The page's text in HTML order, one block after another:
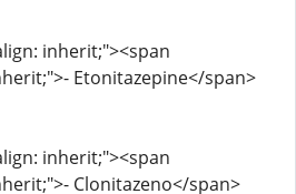
inherit;"><span
Etonitazepine</span>
inherit;"><span
Clonitazeno</span>